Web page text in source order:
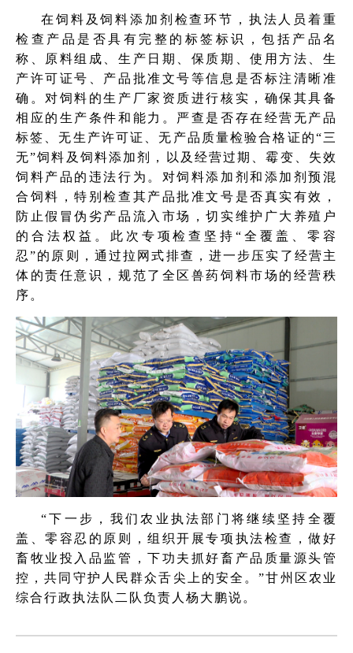
在饲料及饲料添加剂检查环节，执法人员着重
检查产品是否具有完整的标签标识，包括产品名
称、原料组成、生产日期、保质期、使用方法、生
产许可证号、产品批准文号等信息是否标注清晰准
确。对饲料的生产厂家资质进行核实，确保其具备
相应的生产条件和能力。严查是否存在经营无产品
标签、无生产许可证、无产品质量检验合格证的“三
无”饲料及饲料添加剂，以及经营过期、霉变、失效
饲料产品的违法行为。对饲料添加剂和添加剂预混
合饲料，特别检查其产品批准文号是否真实有效，
防止假冒伪劣产品流入市场，切实维护广大养殖户
的合法权益。此次专项检查坚持“全覆盖、零容
忍”的原则，通过拉网式排查，进一步压实了经营主
体的责任意识，规范了全区兽药饲料市场的经营秩
序。
“下一步，我们农业执法部门将继续坚持全覆
盖、零容忍的原则，组织开展专项执法检查，做好
畜牧业投入品监管，下功夫抓好畜产品质量源头管
控，共同守护人民群众舌尖上的安全。”甘州区农业
综合行政执法队二队负责人杨大鹏说。